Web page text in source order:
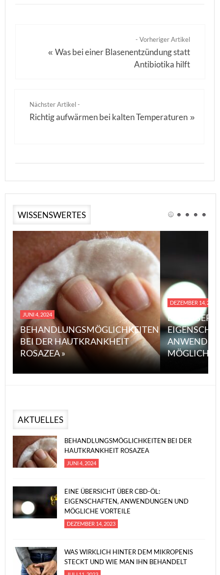
- Vorheriger Artikel
«Was bei einer Blasenentzündung statt
Antibiotika hilft
Nächster Artikel -
Richtig aufwärmen bei kalten Temperaturen »
WISSENSWERTES
JUNI 4, 2024
BEHANDLUNGSMÖGLICHKEITEN
BEI DER HAUTKRANKHEIT
ROSAZEA »
DEZEMBER 14, 2023
EINE
MÖGLICHE
AKTUELLES
BEHANDLUNGSMÖGLICHKEITEN BEI DER
HAUTKRANKHEIT ROSAZEA
JUNI 4, 2024
EINE ÜBERSICHT ÜBER CBD-ÖL:
EIGENSCHAFTEN, ANWENDUNGEN UND
MÖGLICHE VORTEILE
DEZEMBER 14, 2023
WAS WIRKLICH HINTER DEM MIKROPENIS
STECKT UND WIE MAN IHN BEHANDELT